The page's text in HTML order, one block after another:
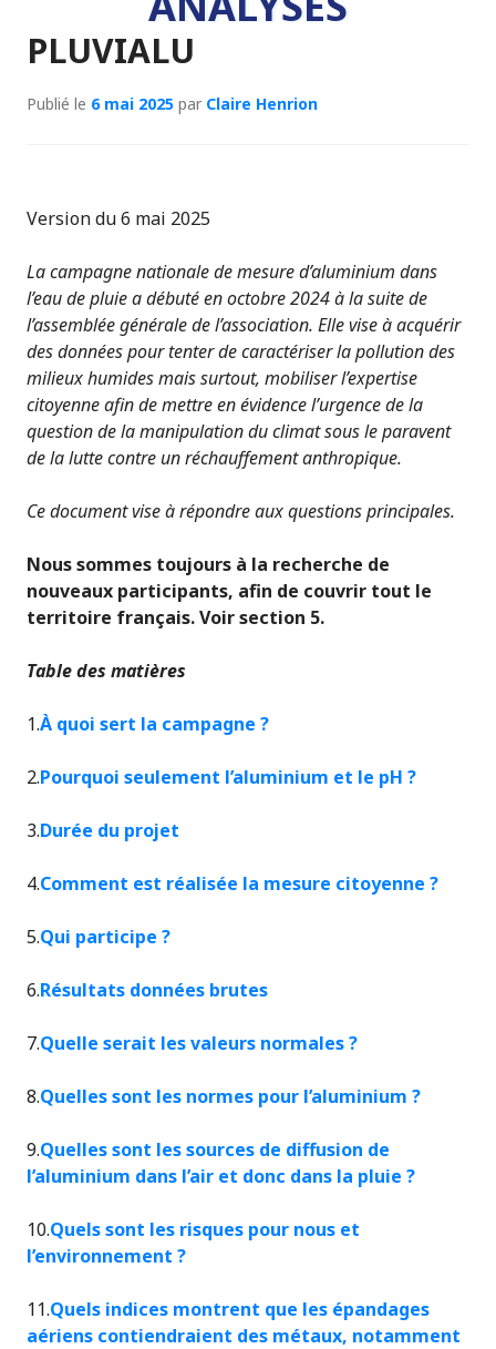
PLUVIALU
Publié le 6 mai 2025 par Claire Henrion
Version du 6 mai 2025
La campagne nationale de mesure d’aluminium dans
l’eau de pluie a débuté en octobre 2024 à la suite de
l’assemblée générale de l’association. Elle vise à acquérir
des données pour tenter de caractériser la pollution des
milieux humides mais surtout, mobiliser l’expertise
citoyenne afin de mettre en évidence l’urgence de la
question de la manipulation du climat sous le paravent
de la lutte contre un réchauffement anthropique.
Ce document vise à répondre aux questions principales.
Nous sommes toujours à la recherche de
nouveaux participants, afin de couvrir tout le
territoire français. Voir section 5.
Table des matières
1.À quoi sert la campagne ?
2.Pourquoi seulement l’aluminium et le pH ?
3.Durée du projet
4.Comment est réalisée la mesure citoyenne ?
5.Qui participe ?
6.Résultats données brutes
7.Quelle serait les valeurs normales ?
8.Quelles sont les normes pour l’aluminium ?
9.Quelles sont les sources de diffusion de
l’aluminium dans l’air et donc dans la pluie ?
10.Quels sont les risques pour nous et
l’environnement ?
11.Quels indices montrent que les épandages
aériens contiendraient des métaux, notamment